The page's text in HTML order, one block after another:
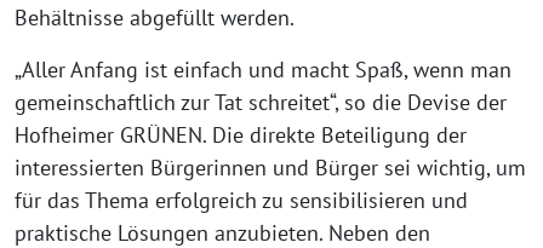
Behältnisse abgefüllt werden.
„Aller Anfang ist einfach und macht Spaß, wenn man
gemeinschaftlich zur Tat schreitet“, so die Devise der
Hofheimer GRÜNEN. Die direkte Beteiligung der
interessierten Bürgerinnen und Bürger sei wichtig, um
für das Thema erfolgreich zu sensibilisieren und
praktische Lösungen anzubieten. Neben den